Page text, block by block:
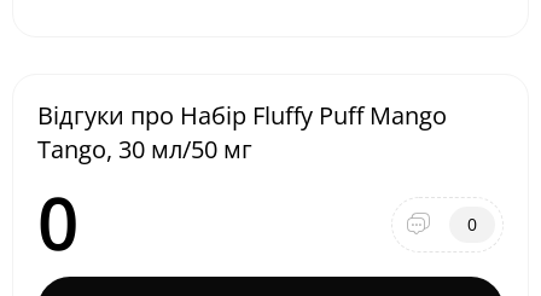
Відгуки про Набір Fluffy Puff Mango
Tango, 30 мл/50 мг
0 0